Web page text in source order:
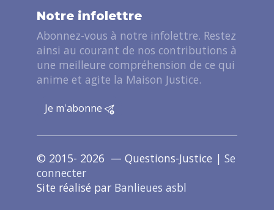
Notre infolettre
Abonnez-vous à notre infolettre. Restez
ainsi au courant de nos contributions à
une meilleure compréhension de ce qui
anime et agite la Maison Justice.
Je m'abonne
© 2015- 2026 — Questions-Justice | Se
connecter
Site réalisé par Banlieues asbl